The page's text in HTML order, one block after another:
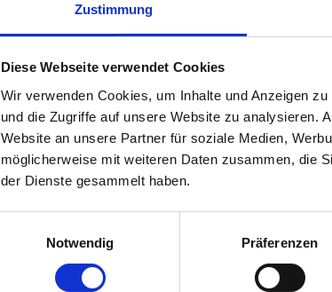
Zustimmung
Diese Webseite verwendet Cookies
Wir verwenden Cookies, um Inhalte und Anzeigen
und die Zugriffe auf unsere Website zu analysieren.
Website an unsere Partner für soziale Medien,
möglicherweise mit weiteren Daten zusammen, die
der Dienste gesammelt haben.
Notwendig
Präferenzen
Dienstag: Ruhetag
Mittwoch: 12:30 - 17:30
Donnerstag: 12:30 - 17:30
Freitag: